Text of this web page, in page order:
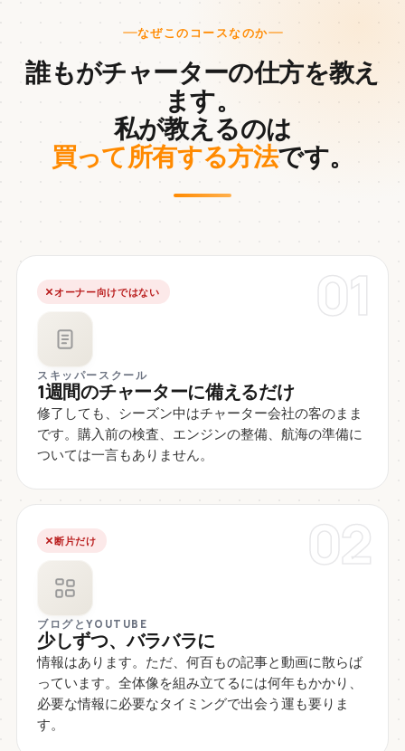
なぜこのコースなのか
誰もがチャーターの仕方を教え
ます。
私が教えるのは
買って所有する方法です。
01
オーナー向けではない
スキッパースクール
1週間のチャーターに備えるだけ
修了しても、シーズン中はチャーター会社の客のまま
です。購入前の検査、エンジンの整備、航海の準備に
ついては一言もありません。
02
断片だけ
ブログとYOUTUBE
少しずつ、バラバラに
情報はあります。ただ、何百もの記事と動画に散らば
っています。全体像を組み立てるには何年もかかり、
必要な情報に必要なタイミングで出会う運も要りま
す。